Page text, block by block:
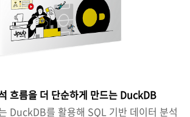
흐름을 더 단순하게 만드는 DuckDB
DuckDB를 활용해 SQL 기반 데이터 분석